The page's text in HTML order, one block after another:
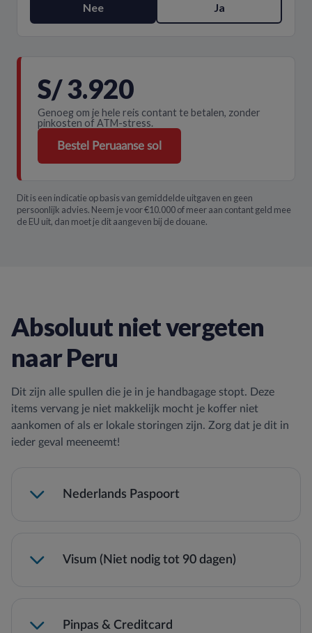
Nee Ja
S/ 3.920
Genoeg om je hele reis contant te betalen, zonder
pinkosten of ATM-stress.
Bestel Peruaanse sol
Dit is een indicatie op basis van gemiddelde uitgaven en geen
persoonlijk advies. Neem je voor €10.000 of meer aan contant geld mee
de EU uit, dan moet je dit aangeven bij de douane.
Absoluut niet vergeten
naar Peru
Dit zijn alle spullen die je in je handbagage stopt. Deze
items vervang je niet makkelijk mocht je koffer niet
aankomen of als er lokale storingen zijn. Zorg dat je dit in
ieder geval meeneemt!
Nederlands Paspoort
Visum (Niet nodig tot 90 dagen)
Pinpas & Creditcard